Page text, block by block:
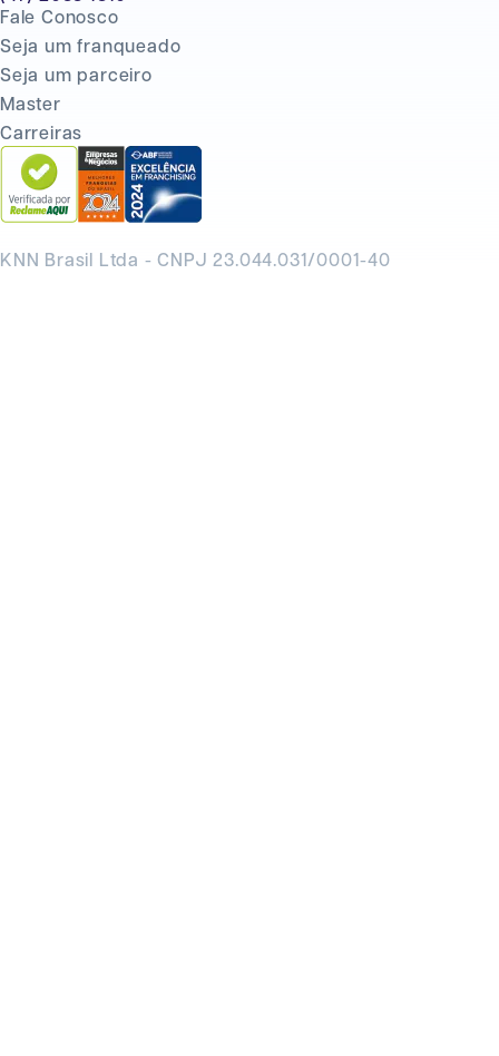
KNN Brasil Ltda - CNPJ 23.044.031/0001-40
Fale Conosco
Seja um franqueado
Seja um parceiro
Master
Carreiras